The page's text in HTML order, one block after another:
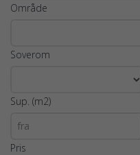
Område
Soverom
Sup. (m2)
Pris